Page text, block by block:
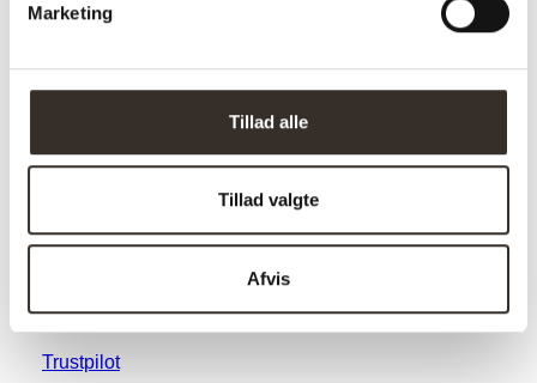
Marketing
Tillad alle
Tillad valgte
Afvis
Trustpilot